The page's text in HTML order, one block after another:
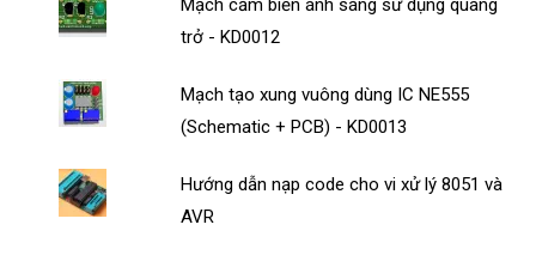
Mạch cảm biến ánh sáng sử dụng quang
trở - KD0012
Mạch tạo xung vuông dùng IC NE555
(Schematic + PCB) - KD0013
Hướng dẫn nạp code cho vi xử lý 8051 và
AVR